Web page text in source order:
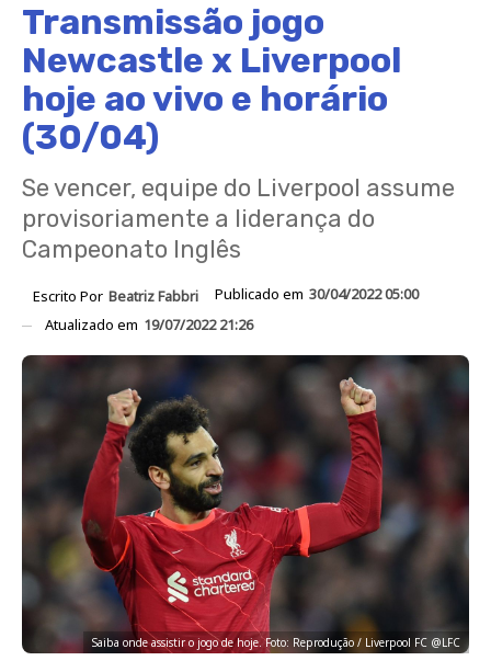
Transmissão jogo
Newcastle x Liverpool
hoje ao vivo e horário
(30/04)
Se vencer, equipe do Liverpool assume
provisoriamente a liderança do
Campeonato Inglês
Escrito Por Beatriz Fabbri Publicado em 30/04/2022 05:00
Atualizado em 19/07/2022 21:26
Saiba onde assistir o jogo de hoje. Foto: Reprodução / Liverpool FC @LFC